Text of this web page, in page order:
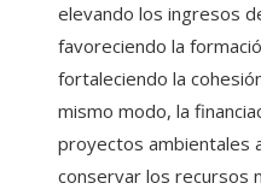
elevando los ingresos
favoreciendo la
fortaleciendo la
mismo modo, la
proyectos ambientales
conservar los recursos